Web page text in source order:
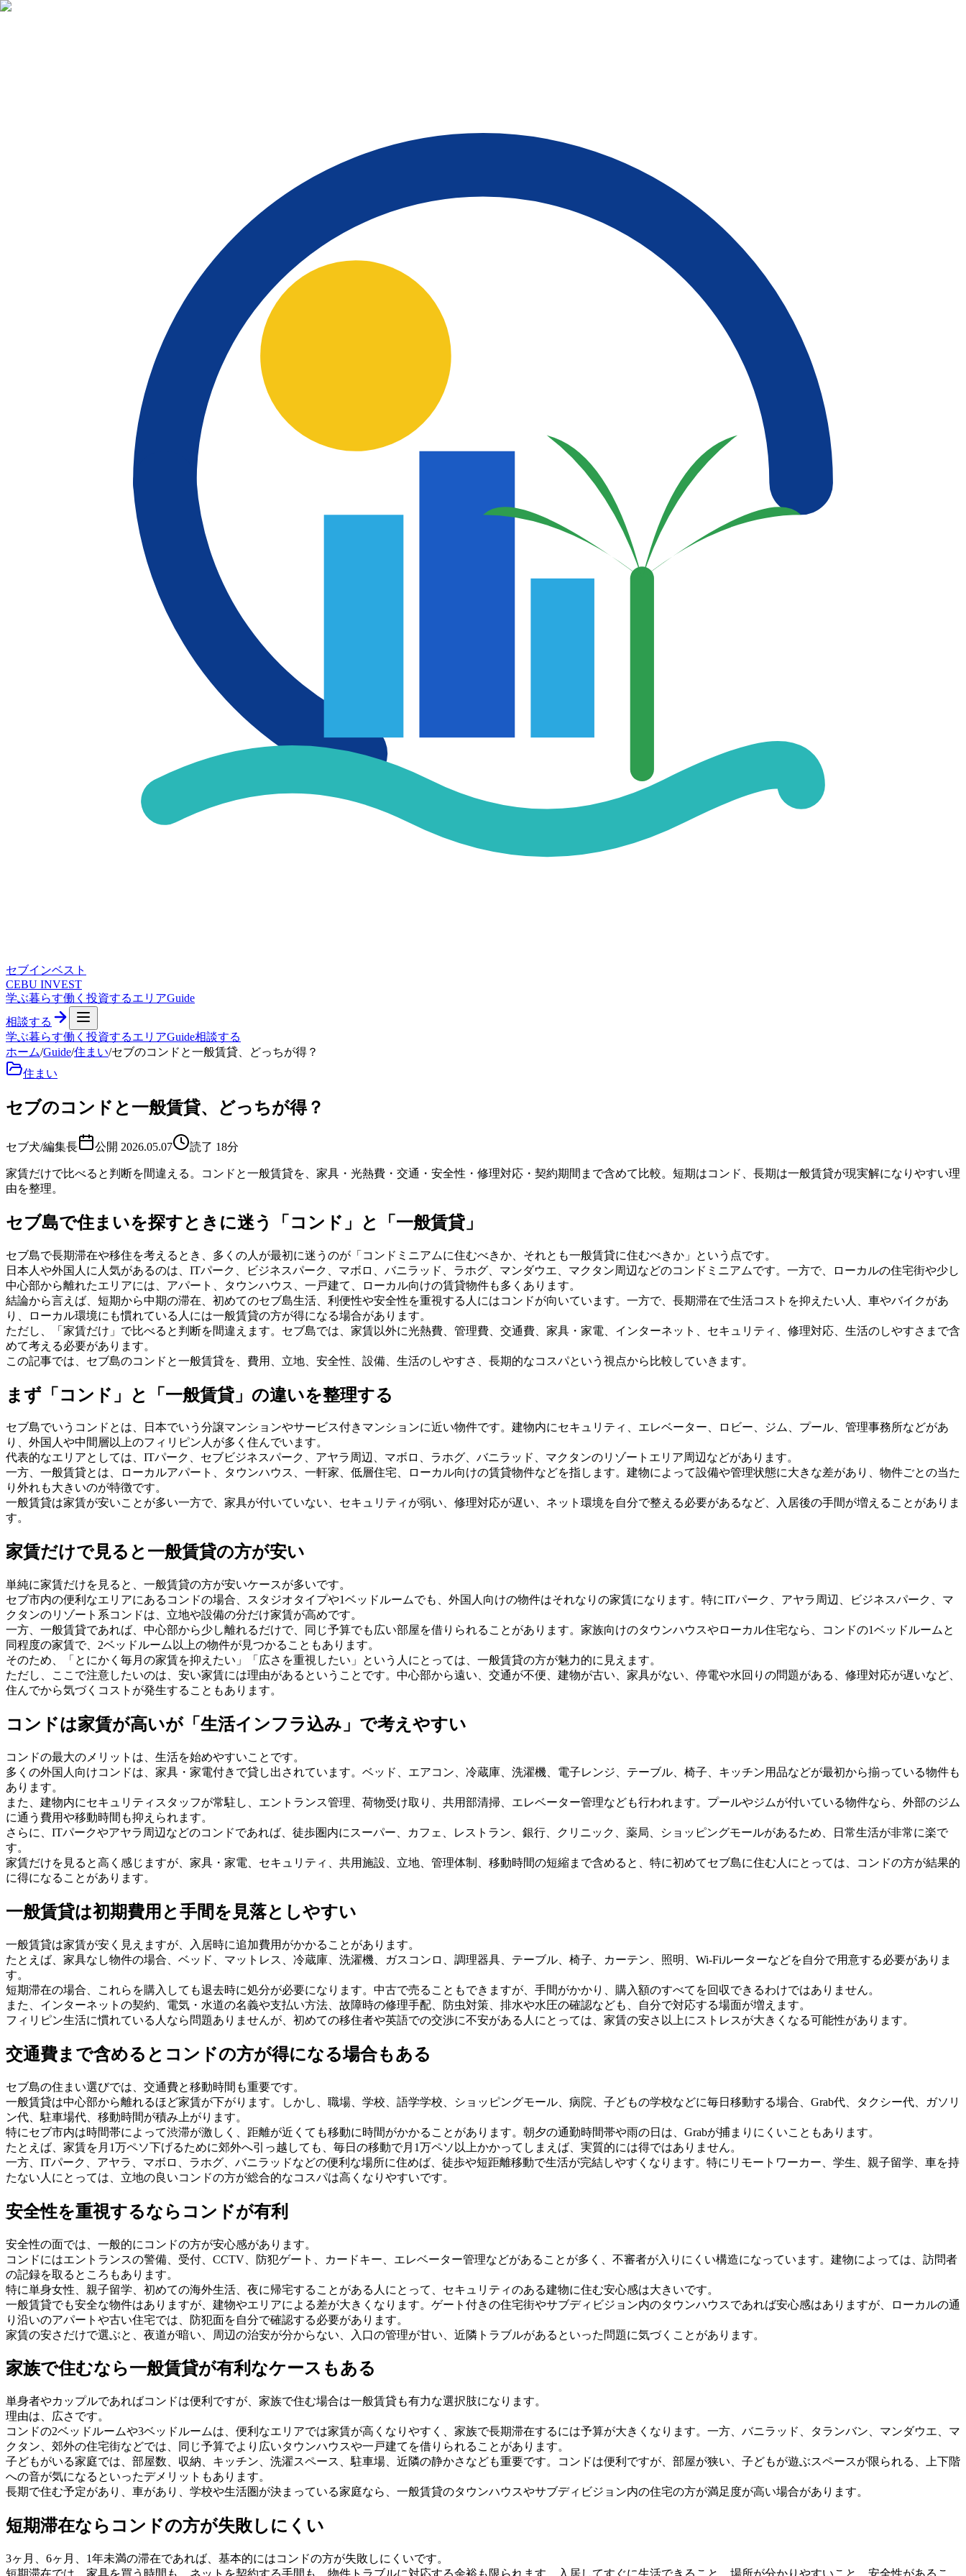
セブインベスト
CEBU INVEST
学ぶ暮らす働く 投資するエリアGuide
相談する
学ぶ暮らす働く 投資するエリアGuide相談する
ホーム/Guide/住まい/セブのコンドと一般賃貸、どっちが得？
住まい
セブのコンドと一般賃貸、どっちが得？
セブ犬/編集長 公開 2026.05.07 読了 18分
家賃だけで比べると判断を間違える。コンドと一般賃貸を、家具・光熱費・交通・安全性・修理対応・契約期間まで含めて比較。短期はコンド、長期は一般賃貸が現実解になりやすい理
由を整理。
セブ島で住まいを探すときに迷う「コンド」と「一般賃貸」
セブ島で長期滞在や移住を考えるとき、多くの人が最初に迷うのが「コンドミニアムに住むべきか、それとも一般賃貸に住むべきか」という点です。
日本人や外国人に人気があるのは、ITパーク、ビジネスパーク、マボロ、バニラッド、ラホグ、マンダウエ、マクタン周辺などのコンドミニアムです。一方で、ローカルの住宅街や少し
中心部から離れたエリアには、アパート、タウンハウス、一戸建て、ローカル向けの賃貸物件も多くあります。
結論から言えば、短期から中期の滞在、初めてのセブ島生活、利便性や安全性を重視する人にはコンドが向いています。一方で、長期滞在で生活コストを抑えたい人、車やバイクがあ
り、ローカル環境にも慣れている人には一般賃貸の方が得になる場合があります。
ただし、「家賃だけ」で比べると判断を間違えます。セブ島では、家賃以外に光熱費、管理費、交通費、家具・家電、インターネット、セキュリティ、修理対応、生活のしやすさまで含
めて考える必要があります。
この記事では、セブ島のコンドと一般賃貸を、費用、立地、安全性、設備、生活のしやすさ、長期的なコスパという視点から比較していきます。
まず「コンド」と「一般賃貸」の違いを整理する
セブ島でいうコンドとは、日本でいう分譲マンションやサービス付きマンションに近い物件です。建物内にセキュリティ、エレベーター、ロビー、ジム、プール、管理事務所などがあ
り、外国人や中間層以上のフィリピン人が多く住んでいます。
代表的なエリアとしては、ITパーク、セブビジネスパーク、アヤラ周辺、マボロ、ラホグ、バニラッド、マクタンのリゾートエリア周辺などがあります。
一方、一般賃貸とは、ローカルアパート、タウンハウス、一軒家、低層住宅、ローカル向けの賃貸物件などを指します。建物によって設備や管理状態に大きな差があり、物件ごとの当た
り外れも大きいのが特徴です。
一般賃貸は家賃が安いことが多い一方で、家具が付いていない、セキュリティが弱い、修理対応が遅い、ネット環境を自分で整える必要があるなど、入居後の手間が増えることがありま
す。
家賃だけで見ると一般賃貸の方が安い
単純に家賃だけを見ると、一般賃貸の方が安いケースが多いです。
セブ市内の便利なエリアにあるコンドの場合、スタジオタイプや1ベッドルームでも、外国人向けの物件はそれなりの家賃になります。特にITパーク、アヤラ周辺、ビジネスパーク、マ
クタンのリゾート系コンドは、立地や設備の分だけ家賃が高めです。
一方、一般賃貸であれば、中心部から少し離れるだけで、同じ予算でも広い部屋を借りられることがあります。家族向けのタウンハウスやローカル住宅なら、コンドの1ベッドルームと
同程度の家賃で、2ベッドルーム以上の物件が見つかることもあります。
そのため、「とにかく毎月の家賃を抑えたい」「広さを重視したい」という人にとっては、一般賃貸の方が魅力的に見えます。
ただし、ここで注意したいのは、安い家賃には理由があるということです。中心部から遠い、交通が不便、建物が古い、家具がない、停電や水回りの問題がある、修理対応が遅いなど、
住んでから気づくコストが発生することもあります。
コンドは家賃が高いが「生活インフラ込み」で考えやすい
コンドの最大のメリットは、生活を始めやすいことです。
多くの外国人向けコンドは、家具・家電付きで貸し出されています。ベッド、エアコン、冷蔵庫、洗濯機、電子レンジ、テーブル、椅子、キッチン用品などが最初から揃っている物件も
あります。
また、建物内にセキュリティスタッフが常駐し、エントランス管理、荷物受け取り、共用部清掃、エレベーター管理なども行われます。プールやジムが付いている物件なら、外部のジム
に通う費用や移動時間も抑えられます。
さらに、ITパークやアヤラ周辺などのコンドであれば、徒歩圏内にスーパー、カフェ、レストラン、銀行、クリニック、薬局、ショッピングモールがあるため、日常生活が非常に楽で
す。
家賃だけを見ると高く感じますが、家具・家電、セキュリティ、共用施設、立地、管理体制、移動時間の短縮まで含めると、特に初めてセブ島に住む人にとっては、コンドの方が結果的
に得になることがあります。
一般賃貸は初期費用と手間を見落としやすい
一般賃貸は家賃が安く見えますが、入居時に追加費用がかかることがあります。
たとえば、家具なし物件の場合、ベッド、マットレス、冷蔵庫、洗濯機、ガスコンロ、調理器具、テーブル、椅子、カーテン、照明、Wi-Fiルーターなどを自分で用意する必要がありま
す。
短期滞在の場合、これらを購入しても退去時に処分が必要になります。中古で売ることもできますが、手間がかかり、購入額のすべてを回収できるわけではありません。
また、インターネットの契約、電気・水道の名義や支払い方法、故障時の修理手配、防虫対策、排水や水圧の確認なども、自分で対応する場面が増えます。
フィリピン生活に慣れている人なら問題ありませんが、初めての移住者や英語での交渉に不安がある人にとっては、家賃の安さ以上にストレスが大きくなる可能性があります。
交通費まで含めるとコンドの方が得になる場合もある
セブ島の住まい選びでは、交通費と移動時間も重要です。
一般賃貸は中心部から離れるほど家賃が下がります。しかし、職場、学校、語学学校、ショッピングモール、病院、子どもの学校などに毎日移動する場合、Grab代、タクシー代、ガソリ
ン代、駐車場代、移動時間が積み上がります。
特にセブ市内は時間帯によって渋滞が激しく、距離が近くても移動に時間がかかることがあります。朝夕の通勤時間帯や雨の日は、Grabが捕まりにくいこともあります。
たとえば、家賃を月1万ペソ下げるために郊外へ引っ越しても、毎日の移動で月1万ペソ以上かかってしまえば、実質的には得ではありません。
一方、ITパーク、アヤラ、マボロ、ラホグ、バニラッドなどの便利な場所に住めば、徒歩や短距離移動で生活が完結しやすくなります。特にリモートワーカー、学生、親子留学、車を持
たない人にとっては、立地の良いコンドの方が総合的なコスパは高くなりやすいです。
安全性を重視するならコンドが有利
安全性の面では、一般的にコンドの方が安心感があります。
コンドにはエントランスの警備、受付、CCTV、防犯ゲート、カードキー、エレベーター管理などがあることが多く、不審者が入りにくい構造になっています。建物によっては、訪問者
の記録を取るところもあります。
特に単身女性、親子留学、初めての海外生活、夜に帰宅することがある人にとって、セキュリティのある建物に住む安心感は大きいです。
一般賃貸でも安全な物件はありますが、建物やエリアによる差が大きくなります。ゲート付きの住宅街やサブディビジョン内のタウンハウスであれば安心感はありますが、ローカルの通
り沿いのアパートや古い住宅では、防犯面を自分で確認する必要があります。
家賃の安さだけで選ぶと、夜道が暗い、周辺の治安が分からない、入口の管理が甘い、近隣トラブルがあるといった問題に気づくことがあります。
家族で住むなら一般賃貸が有利なケースもある
単身者やカップルであればコンドは便利ですが、家族で住む場合は一般賃貸も有力な選択肢になります。
理由は、広さです。
コンドの2ベッドルームや3ベッドルームは、便利なエリアでは家賃が高くなりやすく、家族で長期滞在するには予算が大きくなります。一方、バニラッド、タランバン、マンダウエ、マ
クタン、郊外の住宅街などでは、同じ予算でより広いタウンハウスや一戸建てを借りられることがあります。
子どもがいる家庭では、部屋数、収納、キッチン、洗濯スペース、駐車場、近隣の静かさなども重要です。コンドは便利ですが、部屋が狭い、子どもが遊ぶスペースが限られる、上下階
への音が気になるといったデメリットもあります。
長期で住む予定があり、車があり、学校や生活圏が決まっている家庭なら、一般賃貸のタウンハウスやサブディビジョン内の住宅の方が満足度が高い場合があります。
短期滞在ならコンドの方が失敗しにくい
3ヶ月、6ヶ月、1年未満の滞在であれば、基本的にはコンドの方が失敗しにくいです。